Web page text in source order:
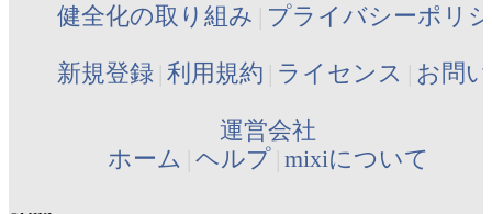
健全化の取り組み プライバシーポリ
新規登録 利用規約 ライセンス お問
運営会社
ホーム ヘルプ mixiについて